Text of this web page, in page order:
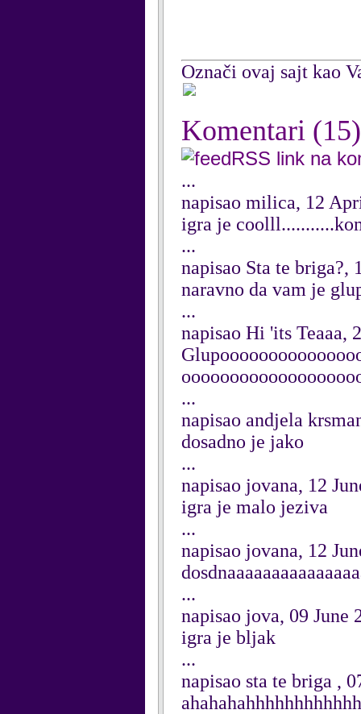
Označi ovaj sajt kao
Komentari (15)
RSS link na
...
napisao milica, 12
igra je
...
napisao Sta te briga?,
naravno da vam je
...
napisao Hi 'its Teaaa,
...
napisao andjela
dosadno je jako
...
napisao jovana, 12
igra je malo jeziva
...
napisao jovana, 12
...
napisao jova, 09 June
igra je bljak
...
napisao sta te briga ,